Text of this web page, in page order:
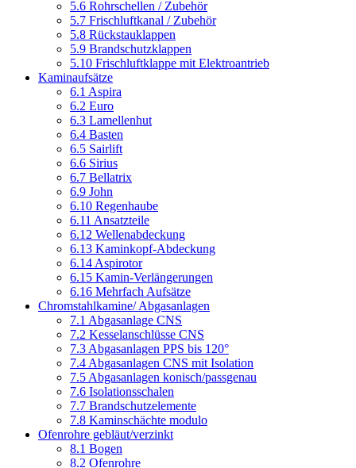
5.6 Rohrschellen / Zubehör
5.7 Frischluftkanal / Zubehör
5.8 Rückstauklappen
5.9 Brandschutzklappen
5.10 Frischluftklappe mit Elektroantrieb
Kaminaufsätze
6.1 Aspira
6.2 Euro
6.3 Lamellenhut
6.4 Basten
6.5 Sairlift
6.6 Sirius
6.7 Bellatrix
6.9 John
6.10 Regenhaube
6.11 Ansatzteile
6.12 Wellenabdeckung
6.13 Kaminkopf-Abdeckung
6.14 Aspirotor
6.15 Kamin-Verlängerungen
6.16 Mehrfach Aufsätze
Chromstahlkamine/ Abgasanlagen
7.1 Abgasanlage CNS
7.2 Kesselanschlüsse CNS
7.3 Abgasanlagen PPS bis 120°
7.4 Abgasanlagen CNS mit Isolation
7.5 Abgasanlagen konisch/passgenau
7.6 Isolationsschalen
7.7 Brandschutzelemente
7.8 Kaminschächte modulo
Ofenrohre gebläut/verzinkt
8.1 Bogen
8.2 Ofenrohre